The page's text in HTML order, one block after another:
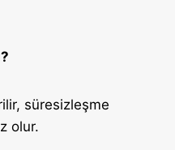
süresizleşme
olur.